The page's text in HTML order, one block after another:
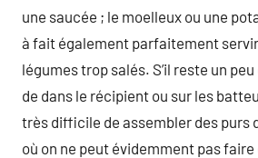
une saucée ; le moelleux ou une
à fait également parfaitement
légumes trop salés. S’il reste un
de dans le récipient ou sur les
très difficile de assembler des purs
où on ne peut évidemment pas